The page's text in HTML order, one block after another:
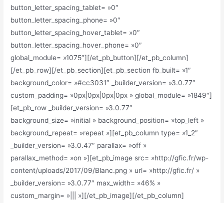
button_letter_spacing_tablet= »0″
button_letter_spacing_phone= »0″
button_letter_spacing_hover_tablet= »0″
button_letter_spacing_hover_phone= »0″
global_module= »1075″][/et_pb_button][/et_pb_column]
[/et_pb_row][/et_pb_section][et_pb_section fb_built= »1″
background_color= »#cc3031″ _builder_version= »3.0.77″
custom_padding= »0px|0px|0px|0px » global_module= »1849″]
[et_pb_row _builder_version= »3.0.77″
background_size= »initial » background_position= »top_left »
background_repeat= »repeat »][et_pb_column type= »1_2″
_builder_version= »3.0.47″ parallax= »off »
parallax_method= »on »][et_pb_image src= »http://gfic.fr/wp-
content/uploads/2017/09/Blanc.png » url= »http://gfic.fr/ »
_builder_version= »3.0.77″ max_width= »46% »
custom_margin= »||| »][/et_pb_image][/et_pb_column]